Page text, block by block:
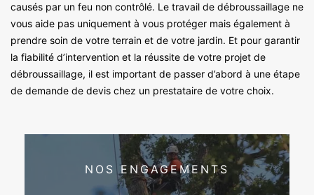
causés par un feu non contrôlé. Le travail de débroussaillage ne
vous aide pas uniquement à vous protéger mais également à
prendre soin de votre terrain et de votre jardin. Et pour garantir
la fiabilité d’intervention et la réussite de votre projet de
débroussaillage, il est important de passer d’abord à une étape
de demande de devis chez un prestataire de votre choix.
NOS ENGAGEMENTS